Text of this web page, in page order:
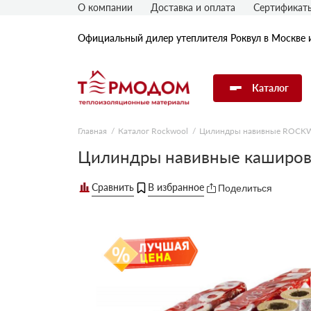
Официальный дилер утеплителя Роквул в Москве
Каталог
Утеплитель Rockwool
Утеплитель Технониколь
Утеплитель Knauf
О компании Доставка и оплата
Главная Каталог Rockwool Цилиндры навивные
Цилиндры навивные
Поделиться